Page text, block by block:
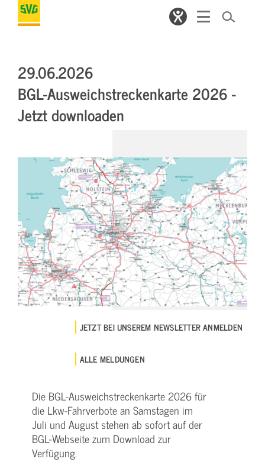
29.06.2026
BGL-Ausweichstreckenkarte 2026 -
Jetzt downloaden
JETZT BEI UNSEREM NEWSLETTER ANMELDEN
ALLE MELDUNGEN
Die BGL-Ausweichstreckenkarte 2026 für
die Lkw-Fahrverbote an Samstagen im
Juli und August stehen ab sofort auf der
BGL-Webseite zum Download zur
Verfügung.